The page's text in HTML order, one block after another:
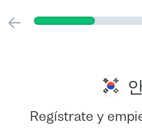
Regístrate y